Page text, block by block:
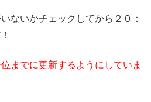
ないかチェックしてから２０：
までに更新するようにしていま